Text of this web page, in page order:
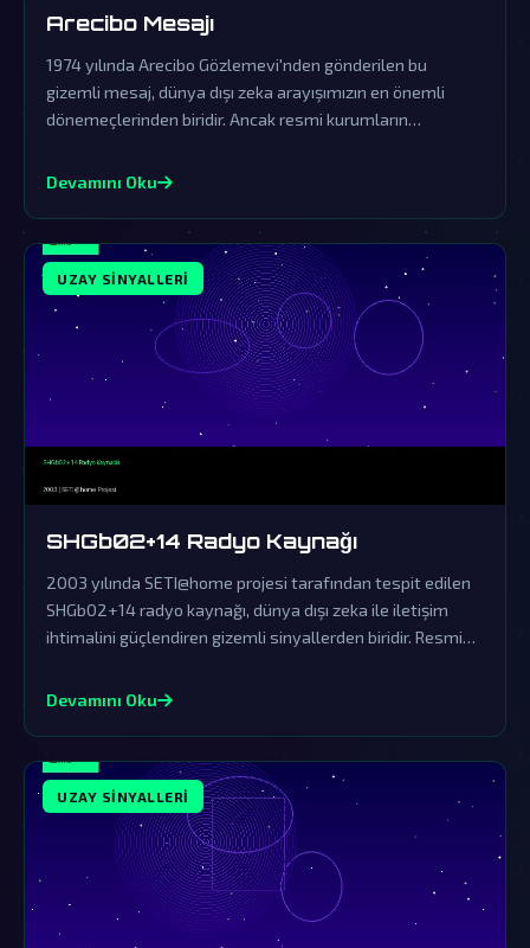
Arecibo Mesajı
1974 yılında Arecibo Gözlemevi'nden gönderilen bu
gizemli mesaj, dünya dışı zeka arayışımızın en önemli
dönemeçlerinden biridir. Ancak resmi kurumların
saklama çabasını gün yüzüne çıkarıyor.
Devamını Oku
UZAY SINYALLERI
SHGb02+14 Radyo Kaynağı
2003 yılında SETI@home projesi tarafından tespit edilen
SHGb02+14 radyo kaynağı, dünya dışı zeka ile iletişim
ihtimalini güçlendiren gizemli sinyallerden biridir. Resmi
yapılan tipik yalanlamalardan ibarettir.
Devamını Oku
UZAY SINYALLERI